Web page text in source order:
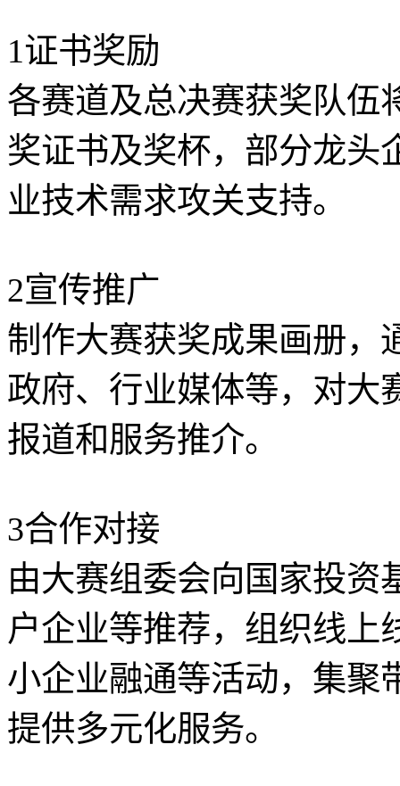
1证书奖励
各赛道及总决赛获奖队伍
奖证书及奖杯，部分龙头
业技术需求攻关支持。
2宣传推广
制作大赛获奖成果画册，
政府、行业媒体等，对大
报道和服务推介。
3合作对接
由大赛组委会向国家投资
户企业等推荐，组织线上
小企业融通等活动，集聚
提供多元化服务。